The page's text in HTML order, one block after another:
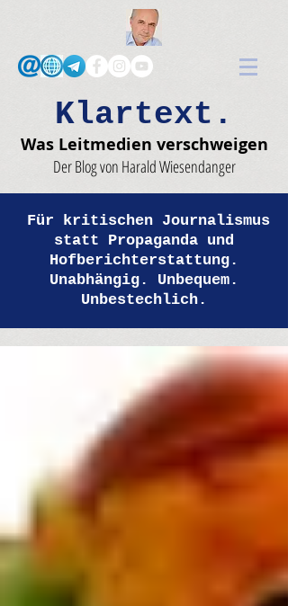
Klartext.
Was Leitmedien verschweigen
Der Blog von Harald Wiesendanger
Für kritischen Journalismus
statt Propaganda und
Hofberichterstattung.
Unabhängig. Unbequem.
Unbestechlich.